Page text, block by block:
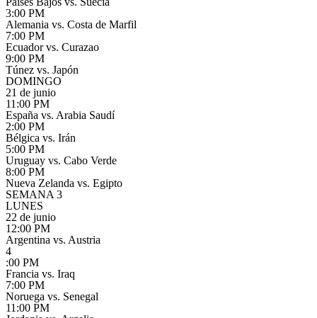
3:00 PM
Alemania vs. Costa de Marfil
7:00 PM
Ecuador vs. Curazao
9:00 PM
Túnez vs. Japón
DOMINGO
21 de junio
11:00 PM
España vs. Arabia Saudí
2:00 PM
Bélgica vs. Irán
5:00 PM
Uruguay vs. Cabo Verde
8:00 PM
Nueva Zelanda vs. Egipto
SEMANA 3
LUNES
22 de junio
12:00 PM
Argentina vs. Austria
4
:00 PM
Francia vs. Iraq
7:00 PM
Noruega vs. Senegal
11:00 PM